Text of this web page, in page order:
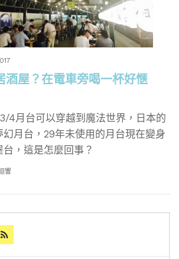
酒屋？在電車旁喝一杯好愜
4月台可以穿越到魔法世界，日本的
月台，29年未使用的月台現在變身
，這是怎麼回事？
響